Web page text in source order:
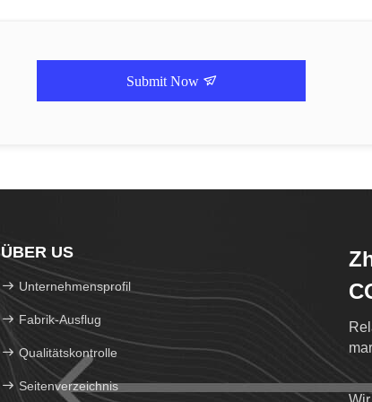
Submit Now
ÜBER US
Unternehmensprofil
Fabrik-Ausflug
Qualitätskontrolle
Seitenverzeichnis